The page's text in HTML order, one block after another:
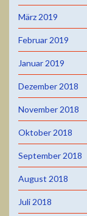
März 2019
Februar 2019
Januar 2019
Dezember 2018
November 2018
Oktober 2018
September 2018
August 2018
Juli 2018